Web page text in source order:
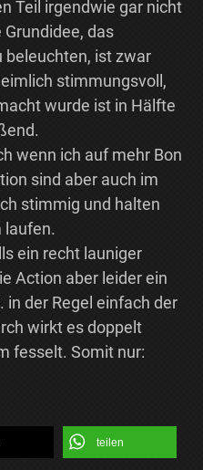
Teil irgendwie gar nicht
das
beleuchten, ist zwar
stimmungsvoll,
wurde ist in Hälfte
wenn ich auf mehr Bon
sind aber auch im
stimmig und halten
laufen.
ein recht launiger
Action aber leider ein
der Regel einfach der
wirkt es doppelt
fesselt. Somit nur:
teilen